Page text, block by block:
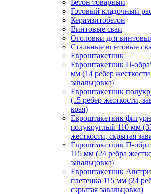
Бетон товарный
Готовый кладочный
Керамзитобетон
Винтовые сваи
Оголовки для
Стальные винтовые
Евроштакетник
Евроштакетник П-
мм (14 ребер
завальцовка)
Евроштакетник
(15 ребер жесткости,
края)
Евроштакетник
полукруглый 110 мм
жесткости, скрытая
Евроштакетник П-
115 мм (24 ребра
завальцовка)
Евроштакетник
плетенка 115 мм (24
скрытая завальцовка)